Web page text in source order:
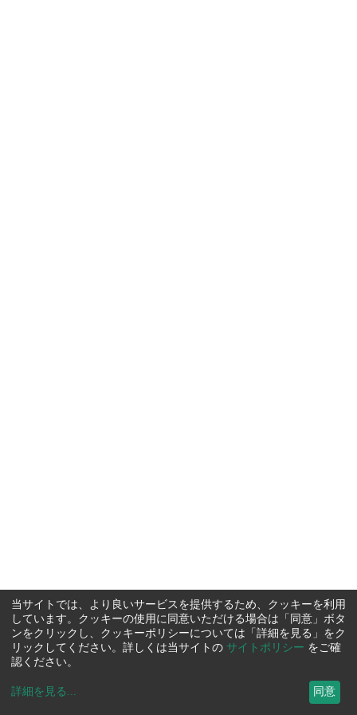
当サイトでは、より良いサービスを提供するため、クッキーを利用
しています。クッキーの使用に同意いただける場合は「同意」ボタ
ンをクリックし、クッキーポリシーについては「詳細を見る」をク
リックしてください。詳しくは当サイトの サイトポリシー をご確
認ください。
詳細を見る ... 同意